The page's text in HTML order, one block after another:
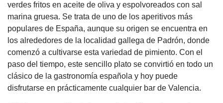
verdes fritos en aceite de oliva y espolvoreados con sal
marina gruesa. Se trata de uno de los aperitivos más
populares de España, aunque su origen se encuentra en
los alrededores de la localidad gallega de Padrón, donde
comenzó a cultivarse esta variedad de pimiento. Con el
paso del tiempo, este sencillo plato se convirtió en todo un
clásico de la gastronomía española y hoy puede
disfrutarse en prácticamente cualquier bar de Valencia.